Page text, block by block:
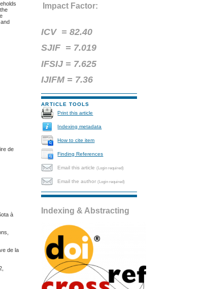
Impact Factor:
ICV =82.40
SJIF = 7.019
IFSIJ = 7.625
IJIFM = 7.36
ARTICLE TOOLS
Print this article
Indexing metadata
How to cite item
Finding References
Email this article(Login required)
Email the author(Login required)
Indexing & Abstracting
de
à
de la